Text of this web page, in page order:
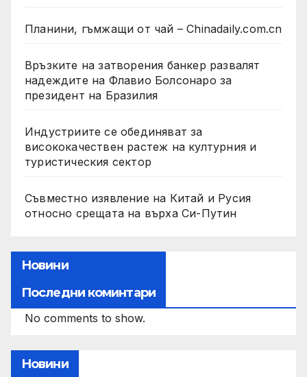
Планини, гъмжащи от чай – Chinadaily.com.cn
Връзките на затворения банкер развалят
надеждите на Флавио Болсонаро за
президент на Бразилия
Индустриите се обединяват за
висококачествен растеж на културния и
туристическия сектор
Съвместно изявление на Китай и Русия
относно срещата на върха Си-Путин
Новини
Последни коминтари
No comments to show.
Новини